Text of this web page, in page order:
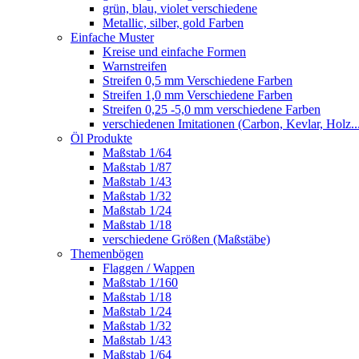
grün, blau, violet verschiedene
Metallic, silber, gold Farben
Einfache Muster
Kreise und einfache Formen
Warnstreifen
Streifen 0,5 mm Verschiedene Farben
Streifen 1,0 mm Verschiedene Farben
Streifen 0,25 -5,0 mm verschiedene Farben
verschiedenen Imitationen (Carbon, Kevlar,
Öl Produkte
Maßstab 1/64
Maßstab 1/87
Maßstab 1/43
Maßstab 1/32
Maßstab 1/24
Maßstab 1/18
verschiedene Größen (Maßstäbe)
Themenbögen
Flaggen / Wappen
Maßstab 1/160
Maßstab 1/18
Maßstab 1/24
Maßstab 1/32
Maßstab 1/43
Maßstab 1/64